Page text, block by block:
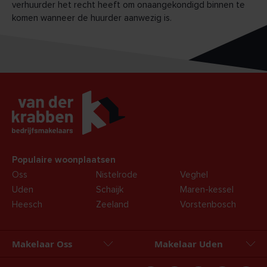
verhuurder het recht heeft om onaangekondigd binnen te
komen wanneer de huurder aanwezig is.
Populaire woonplaatsen
Oss
Uden
Heesch
Nistelrode
Schaijk
Zeeland
Veghel
Maren-kessel
Vorstenbosch
Makelaar Oss Makelaar Uden